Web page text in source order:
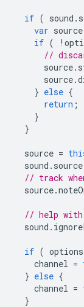
if ( sound .
var source
if ( !
//
source.
source.
} else {
return ;
}
}
source =
sound . source
// track
source.
// help with
sound .
if ( options
channel =
} else {
channel =
}